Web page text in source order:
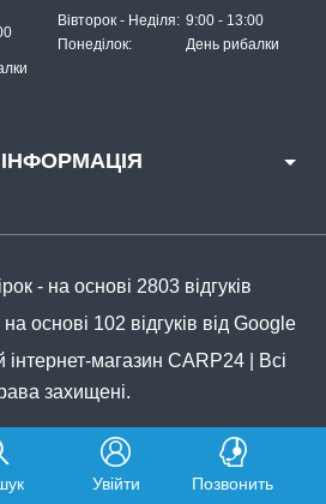
Увійти Позвонить
ІНФОРМАЦІЯ
Вівторок - Неділя: 9:00 - 13:00
Понеділок:
День рибалки
- на основі 2803 відгуків
на основі 102 відгуків від Google
магазин CARP24 | Всі
захищені.